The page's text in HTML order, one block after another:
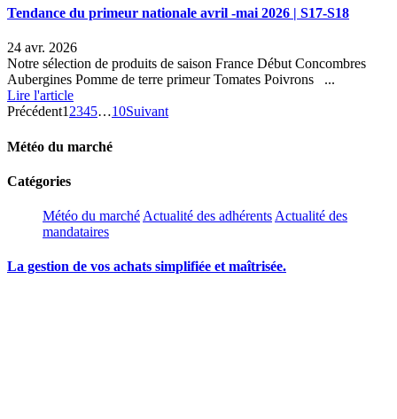
Tendance du primeur nationale avril -mai 2026 | S17-S18
24 avr. 2026
Notre sélection de produits de saison France Début Concombres
Aubergines Pomme de terre primeur Tomates Poivrons ...
Lire l'article
Précédent1 2345…10Suivant
Météo du marché
Catégories
Météo du marché Actualité des adhérents Actualité des
mandataires
La gestion de vos achats simplifiée et maîtrisée.